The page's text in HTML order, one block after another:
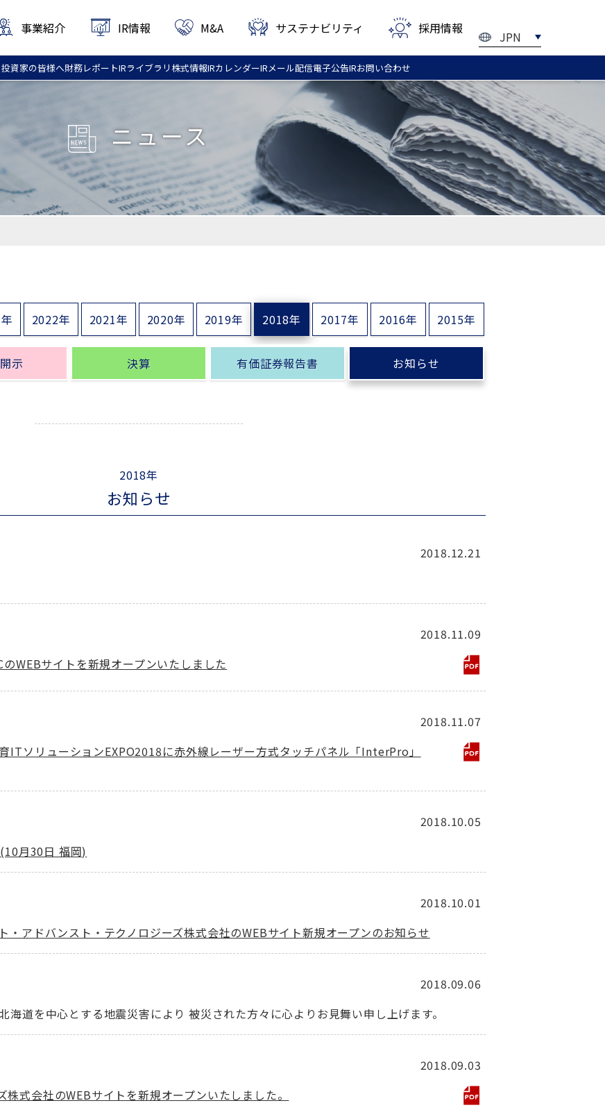
JPN
事業紹介 IR情報 M&A サステナビリティ 採用情報
資家の皆様へ財務レポートIRライブラリ 株式情報IRカレンダーIR メール配信電子公告IRお問い合わせ
ニュース
2022年 2021年 2020年 2019年 2018年 2017年 2016年 2015年
示 決算 有価証券報告書 お知らせ
2018年
お知らせ
2018.12.21
2018.11.09
WEBサイトを新規オープンいたしました
2018.11.07
ITソリューションEXPO2018に赤外線レーザー方式タッチパネル「InterPro」
2018.10.05
月30日 福岡)
2018.10.01
・アドバンスト・テクノロジーズ株式会社のWEBサイト新規オープンのお知らせ
2018.09.06
道を中心とする地震災害により 被災された方々に心よりお見舞い申し上げます。
2018.09.03
式会社のWEBサイトを新規オープンいたしました。